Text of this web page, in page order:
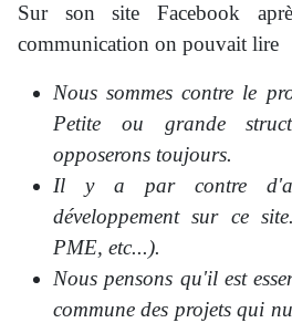
Sur son site Facebook
communication on pouvait lire
Nous sommes contre le
Petite ou grande
opposerons toujours.
Il y a par contre
développement sur ce
PME, etc...).
Nous pensons qu'il est
commune des projets qui